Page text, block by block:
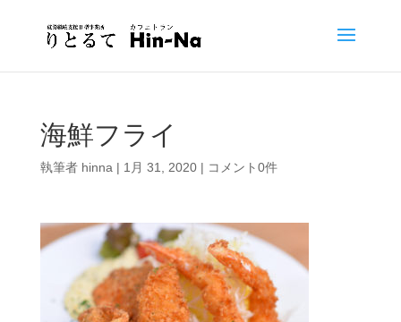
海鮮フライ
執筆者 hinna | 1月 31, 2020| コメント0件